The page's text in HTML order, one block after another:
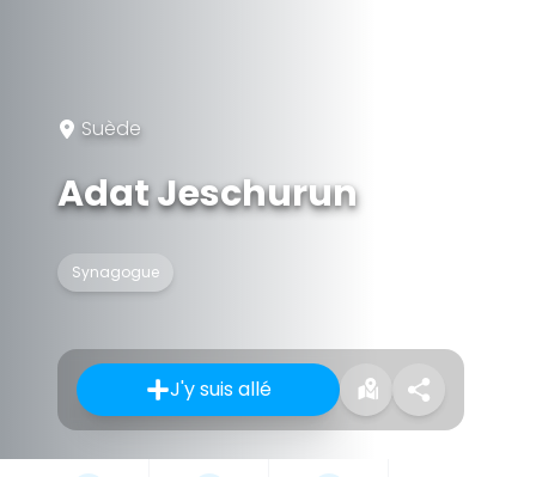
Suède
Adat Jeschurun
Synagogue
J'y suis allé